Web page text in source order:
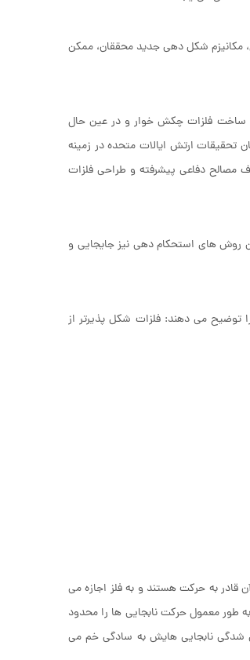
مکانیزم شکل دهی جدید محققان، ممکن
ساخت فلزات چکش خوار و در عین حال
تحقیقات ارتش ایالات متحده در زمینه
مصالح دفاعی پیشرفته و طراحی فلزات
روش های استحکام دهی نیز جایجایی و
را توضیح می دهند: فلزات شکل پذیرتر از
قادر به حرکت هستند و به فلز اجازه می
طور معمول حرکت نابجایی ها را محدود
شدگی نابجایی هایش به سادگی خم می